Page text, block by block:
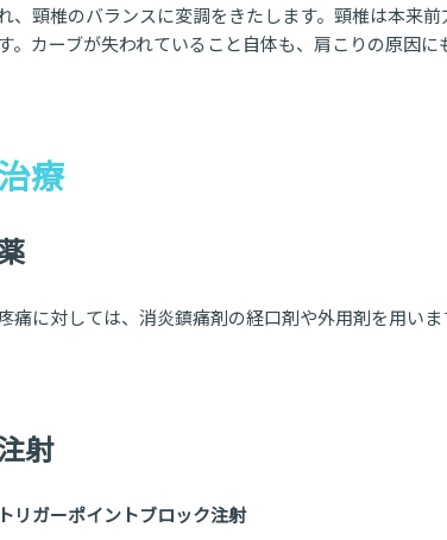
、頸椎のバランスに変調をきたします。頸椎は本来
す。カーブが失われていること自体も、肩こりの原因に
療
痛に対しては、消炎鎮痛剤の経口剤や外用剤を用い
射
トリガーポイントブロック注射